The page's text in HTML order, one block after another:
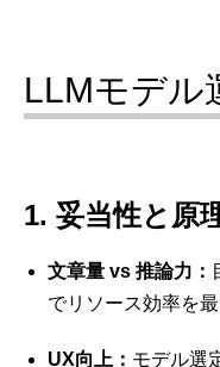
LLMモデル
1. 妥当性と原
文章量 vs 推論力：
でリソース効率を最
UX向上： モデル選